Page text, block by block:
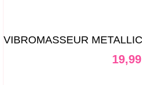
VIBROMASSEUR
Prix